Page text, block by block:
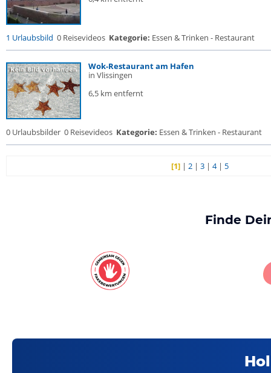
1 Urlaubsbild 0 Reisevideos Kategorie: Essen & Trinken - Restaurant
Wok-Restaurant am Hafen
in Vlissingen
6,5 km entfernt
0 Urlaubsbilder 0 Reisevideos Kategorie: Essen & Trinken - Restaurant
[1] |2 |3 |4| 5
Finde